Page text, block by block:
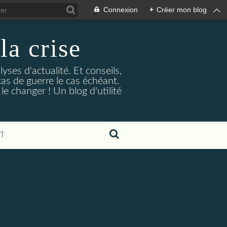
Connexion + Créer mon blog
crise
d'actualité. Et conseils,
de guerre le cas échéant.
changer ! Un blog d'utilité